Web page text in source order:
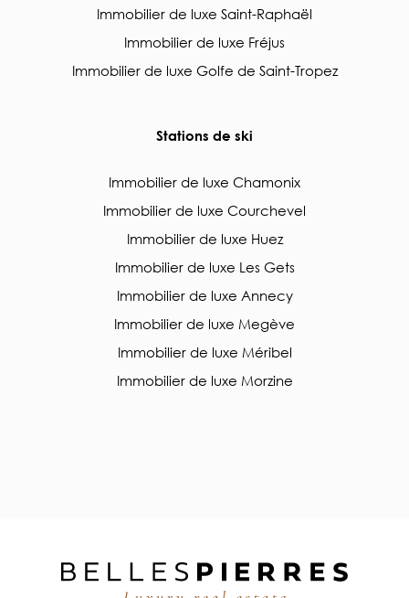
Immobilier de luxe Saint-Raphaël
Immobilier de luxe Fréjus
Immobilier de luxe Golfe de Saint-Tropez
Stations de ski
Immobilier de luxe Chamonix
Immobilier de luxe Courchevel
Immobilier de luxe Huez
Immobilier de luxe Les Gets
Immobilier de luxe Annecy
Immobilier de luxe Megève
Immobilier de luxe Méribel
Immobilier de luxe Morzine